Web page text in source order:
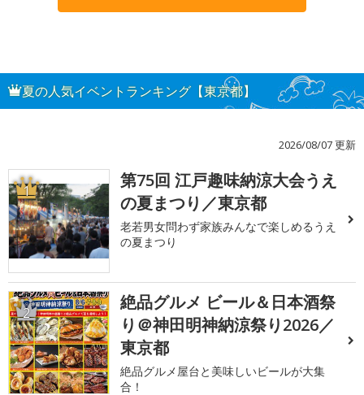
夏の人気イベントランキング【東京都】
2026/08/07 更新
1
第75回 江戸趣味納涼大会うえ
の夏まつり／東京都
老若男女問わず家族みんなで楽しめるうえ
の夏まつり
2
絶品グルメ ビール＆日本酒祭
り＠神田明神納涼祭り2026／
東京都
絶品グルメ屋台と美味しいビールが大集
合！